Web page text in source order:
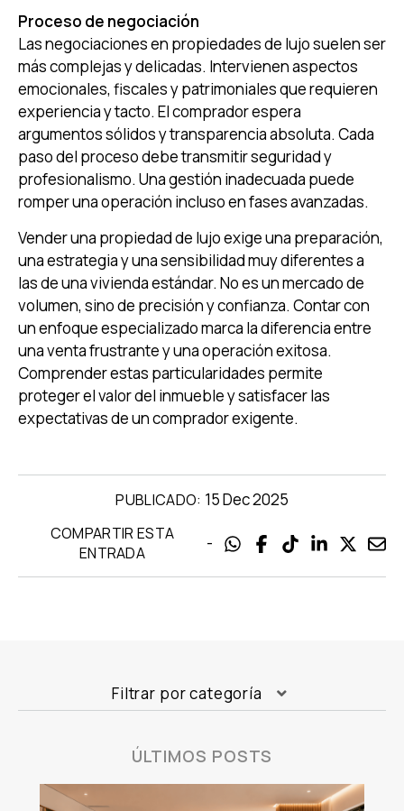
Proceso de negociación
Las negociaciones en propiedades de lujo suelen ser
más complejas y delicadas. Intervienen aspectos
emocionales, fiscales y patrimoniales que requieren
experiencia y tacto. El comprador espera
argumentos sólidos y transparencia absoluta. Cada
paso del proceso debe transmitir seguridad y
profesionalismo. Una gestión inadecuada puede
romper una operación incluso en fases avanzadas.
Vender una propiedad de lujo exige una preparación,
una estrategia y una sensibilidad muy diferentes a
las de una vivienda estándar. No es un mercado de
volumen, sino de precisión y confianza. Contar con
un enfoque especializado marca la diferencia entre
una venta frustrante y una operación exitosa.
Comprender estas particularidades permite
proteger el valor del inmueble y satisfacer las
expectativas de un comprador exigente.
PUBLICADO: 15 Dec 2025
COMPARTIR ESTA
ENTRADA
-
Filtrar por categoría
ÚLTIMOS POSTS